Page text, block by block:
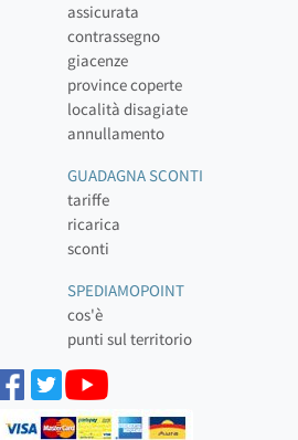
assicurata
contrassegno
giacenze
province coperte
località disagiate
annullamento
GUADAGNA SCONTI
tariffe
ricarica
sconti
SPEDIAMOPOINT
cos'è
punti sul territorio